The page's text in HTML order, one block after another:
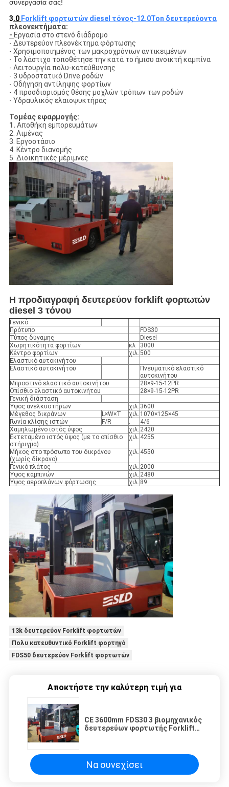
συνεργασία σας!
3.0 Forklift φορτωτών diesel τόνος-12.0Ton δευτερεύοντα
πλεονεκτήματα:
- Εργασία στο στενό διάδρομο
- Δευτερεύον πλεονέκτημα φόρτωσης
- Χρησιμοποιημένος των μακροχρόνιων αντικειμένων
- Το λάστιχο τοποθέτησε την κατά το ήμισυ ανοικτή καμπίνα
- Λειτουργία πολυ-κατεύθυνσης
- 3 υδροστατικό Drive ροδών
- Οδήγηση αντίληψης φορτίων
- 4 προσδιορισμός θέσης μοχλών τρόπων των ροδών
- Υδραυλικός ελαιοψυκτήρας
Τομέας εφαρμογής:
1. Αποθήκη εμπορευμάτων
2. Λιμένας
3. Εργοστάσιο
4. Κέντρο διανομής
5. Διοικητικές μέριμνες
Η προδιαγραφή δευτερεύον forklift φορτωτών
diesel 3 τόνου
Γενικό
Πρότυπο
FDS30
Τύπος δύναμης
Diesel
Χωρητικότητα φορτίων
κλ
3000
Κέντρο φορτίων
χιλ.500
Ελαστικό αυτοκινήτου
Ελαστικό αυτοκινήτου
Πνευματικό ελαστικό
αυτοκινήτου
Μπροστινό ελαστικό αυτοκινήτου
28×9-15-12PR
Οπίσθιο ελαστικό αυτοκινήτου
28×9-15-12PR
Γενική διάσταση
Ύψος ανελκυστήρων
χιλ. 3600
Μέγεθος δικράνων
L×W×T χιλ. 1070×125×45
Γωνία κλίσης ιστών
F/R .
4/6
Χαμηλωμένο ιστός ύψος
χιλ. 2420
Εκτεταμένο ιστός ύψος (με το οπίσθιο
στήριγμα)
χιλ. 4255
Μήκος στο πρόσωπο του δικράνου
(χωρίς δίκρανο)
χιλ. 4550
Γενικό πλάτος χιλ. 2000
Ύψος καμπινών
χιλ. 2480
Ύψος αεροπλάνων φόρτωσης
χιλ. 89
13k δευτερεύον Forklift φορτωτών
Πολυ κατευθυντικό Forklift φορτηγό
FDS50 δευτερεύον Forklift φορτωτών
Αποκτήστε την καλύτερη τιμή για
CE 3600mm FDS30 3 βιομηχανικός
δευτερεύων φορτωτής Forklifts
Να συνεχίσει